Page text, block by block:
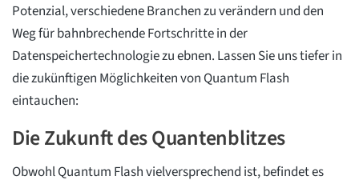
Potenzial, verschiedene Branchen zu verändern und den
Weg für bahnbrechende Fortschritte in der
Datenspeichertechnologie zu ebnen. Lassen Sie uns tiefer in
die zukünftigen Möglichkeiten von Quantum Flash
eintauchen:
Die Zukunft des Quantenblitzes
Obwohl Quantum Flash vielversprechend ist, befindet es